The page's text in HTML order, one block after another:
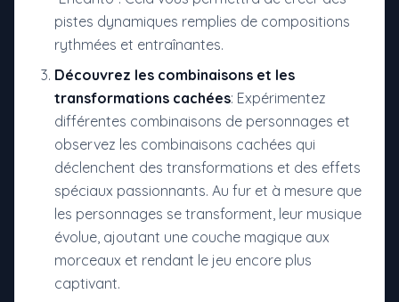
pistes dynamiques remplies de compositions
rythmées et entraînantes.
Découvrez les combinaisons et les
transformations cachées: Expérimentez
différentes combinaisons de personnages et
observez les combinaisons cachées qui
déclenchent des transformations et des effets
spéciaux passionnants. Au fur et à mesure que
les personnages se transforment, leur musique
évolue, ajoutant une couche magique aux
morceaux et rendant le jeu encore plus
captivant.